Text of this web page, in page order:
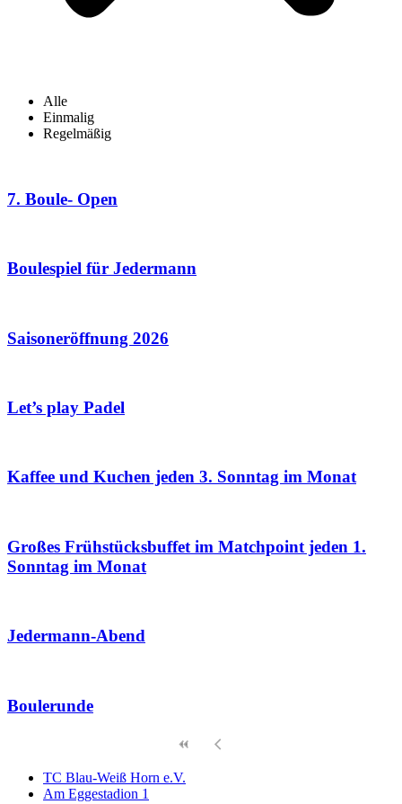
Alle
Einmalig
Regelmäßig
7. Boule- Open
Boulespiel für Jedermann
Saisoneröffnung 2026
Let’s play Padel
Kaffee und Kuchen jeden 3. Sonntag im Monat
Großes Frühstücksbuffet im Matchpoint jeden 1.
Sonntag im Monat
Jedermann-Abend
Boulerunde
TC Blau-Weiß Horn e.V.
Am Eggestadion 1